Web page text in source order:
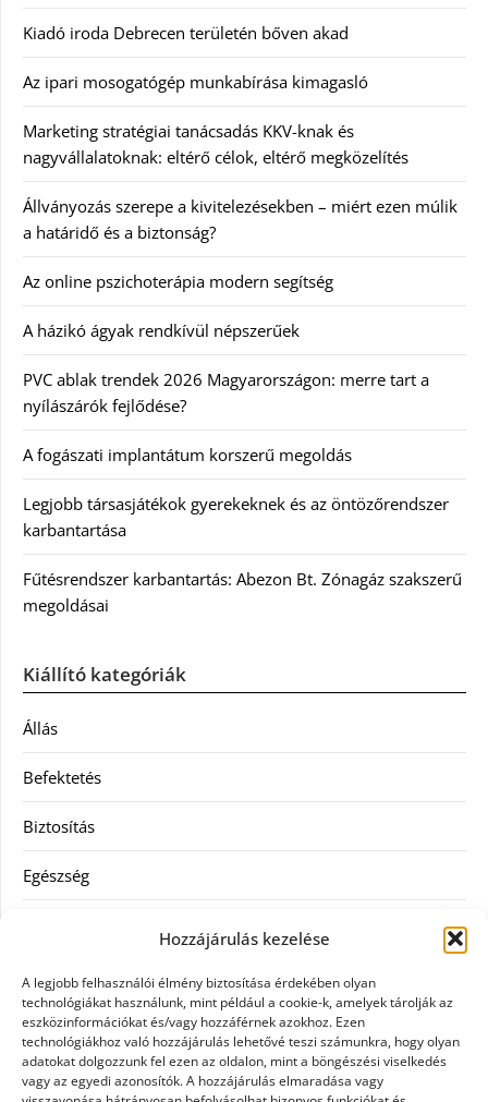
Hozzájárulás kezelése
A legjobb felhasználói élmény biztosítása érdekében olyan
technológiákat használunk, mint például a cookie-k, amelyek tárolják az
eszközinformációkat és/vagy hozzáférnek azokhoz. Ezen
technológiákhoz való hozzájárulás lehetővé teszi számunkra, hogy olyan
adatokat dolgozzunk fel ezen az oldalon, mint a böngészési viselkedés
vagy az egyedi azonosítók. A hozzájárulás elmaradása vagy
Kiadó iroda Debrecen területén bőven akad
Az ipari mosogatógép munkabírása kimagasló
Marketing stratégiai tanácsadás KKV-knak és
nagyvállalatoknak: eltérő célok, eltérő megközelítés
Állványozás szerepe a kivitelezésekben – miért ezen múlik
a határidő és a biztonság?
Az online pszichoterápia modern segítség
A házikó ágyak rendkívül népszerűek
PVC ablak trendek 2026 Magyarországon: merre tart a
nyílászárók fejlődése?
A fogászati implantátum korszerű megoldás
Legjobb társasjátékok gyerekeknek és az öntözőrendszer
karbantartása
Fűtésrendszer karbantartás: Abezon Bt. Zónagáz szakszerű
megoldásai
Kiállító kategóriák
Állás
Befektetés
Biztosítás
Egészség
Ingatlan
Művészetek és szórakozás
Múzeumok